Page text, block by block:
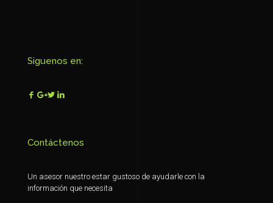
Siguenos en:
Contáctenos
Un asesor nuestro estar gustoso de ayudarle con la
información que necesita